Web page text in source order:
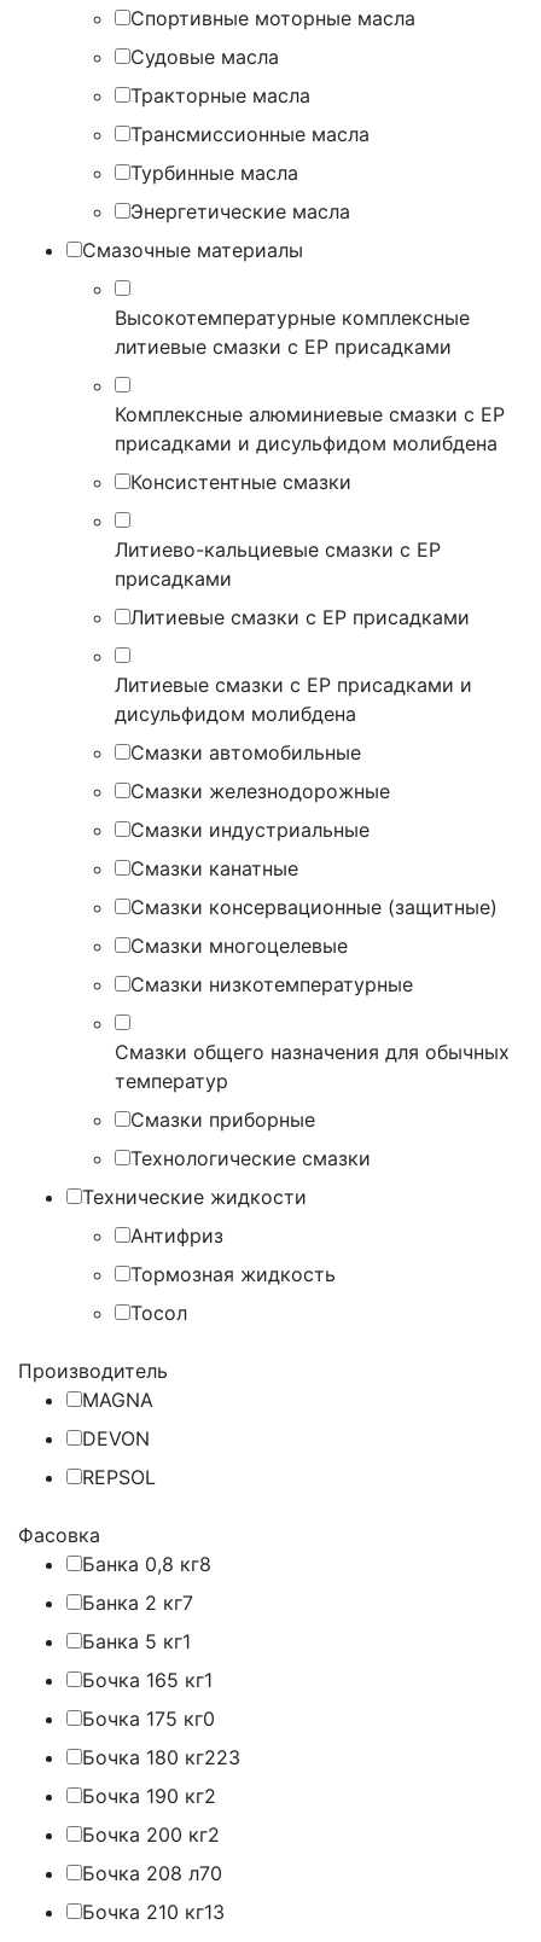
Спортивные моторные масла
Судовые масла
Тракторные масла
Трансмиссионные масла
Турбинные масла
Энергетические масла
Смазочные материалы
Высокотемпературные комплексные
литиевые смазки с EP присадками
Комплексные алюминиевые смазки с EP
присадками и дисульфидом молибдена
Консистентные смазки
Литиево-кальциевые смазки с EP
присадками
Литиевые смазки с EP присадками
Литиевые смазки с EP присадками и
дисульфидом молибдена
Смазки автомобильные
Смазки железнодорожные
Смазки индустриальные
Смазки канатные
Смазки консервационные (защитные)
Смазки многоцелевые
Смазки низкотемпературные
Смазки общего назначения для обычных
температур
Смазки приборные
Технологические смазки
Технические жидкости
Антифриз
Тормозная жидкость
Тосол
Производитель
MAGNA
DEVON
REPSOL
Фасовка
Банка 0,8 кг8
Банка 2 кг7
Банка 5 кг1
Бочка 165 кг1
Бочка 175 кг0
Бочка 180 кг223
Бочка 190 кг2
Бочка 200 кг2
Бочка 208 л70
Бочка 210 кг13